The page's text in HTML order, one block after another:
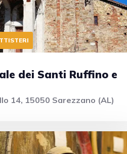
dei Santi Ruffino e
14, 15050 Sarezzano (AL)